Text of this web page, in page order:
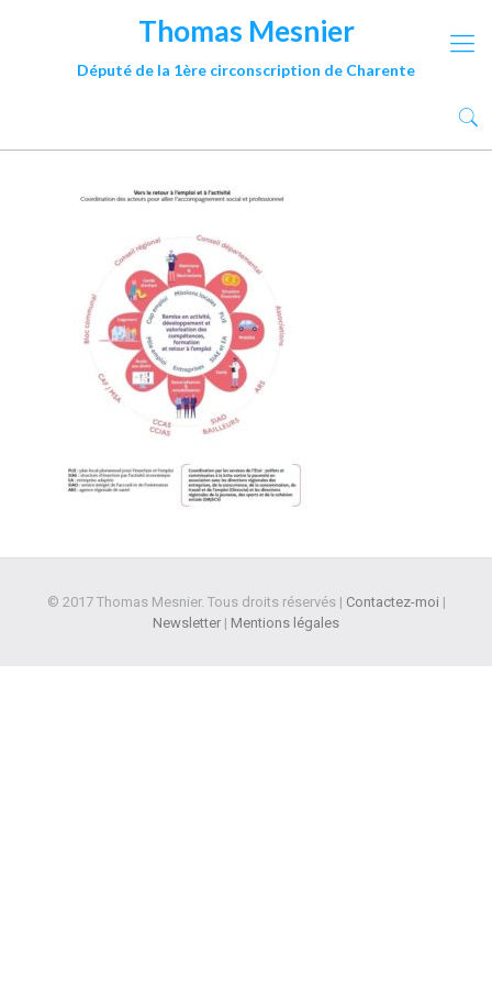
Thomas Mesnier
Député de la 1ère circonscription de Charente
© 2017 Thomas Mesnier. Tous droits réservés | Contactez-moi |
Newsletter | Mentions légales